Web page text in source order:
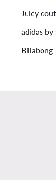
Juicy
adidas by
Billabong